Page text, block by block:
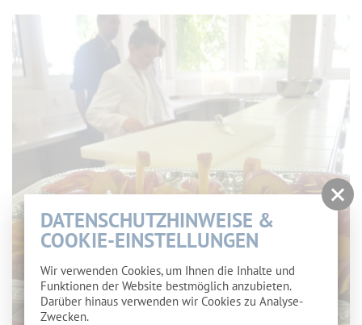
DATENSCHUTZHINWEISE &
COOKIE-EINSTELLUNGEN
Wir verwenden Cookies, um Ihnen die Inhalte und
Funktionen der Website bestmöglich anzubieten.
Darüber hinaus verwenden wir Cookies zu Analyse-
Zwecken.